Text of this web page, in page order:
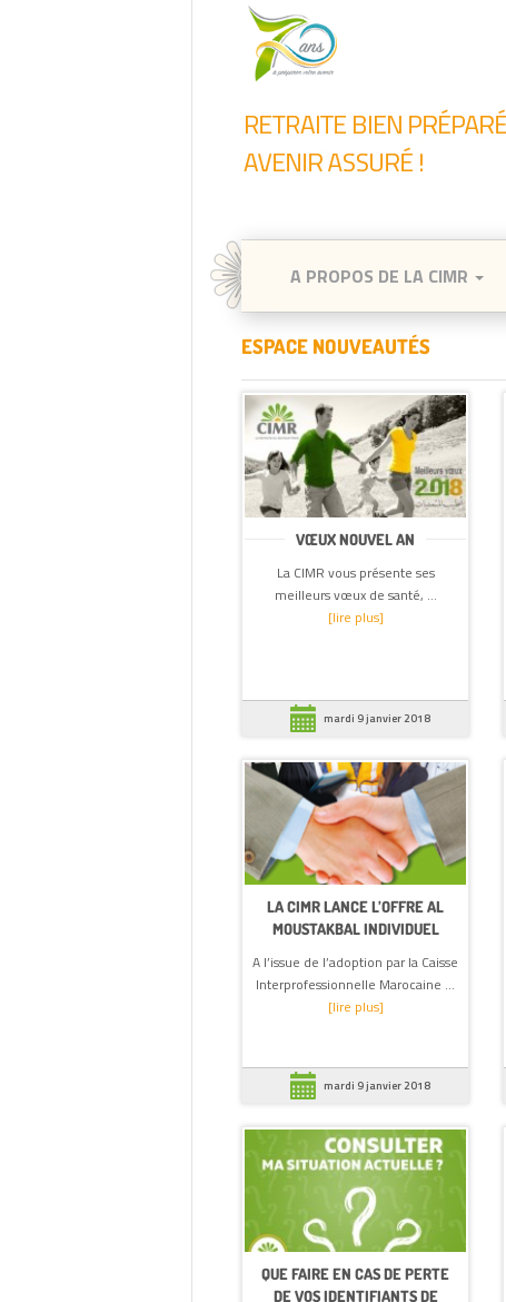
A PROPOS DE LA CIMR
ESPACE NOUVEAUTÉS
VŒUX NOUVEL AN
La CIMR vous présente ses
meilleurs vœux de santé, ...
[lire plus]
mardi 9 janvier 2018
LA CIMR LANCE L’OFFRE AL
MOUSTAKBAL INDIVIDUEL
A l’issue de l’adoption par la Caisse
Interprofessionnelle Marocaine ...
[lire plus]
mardi 9 janvier 2018
QUE FAIRE EN CAS DE PERTE
DE VOS IDENTIFIANTS DE